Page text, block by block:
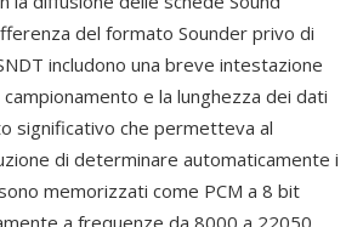
del formato Sounder privo di
includono una breve intestazione
e la lunghezza dei dati
significativo che permetteva al
di determinare automaticamente i
memorizzati come PCM a 8 bit
a frequenze da 8000 a 22050